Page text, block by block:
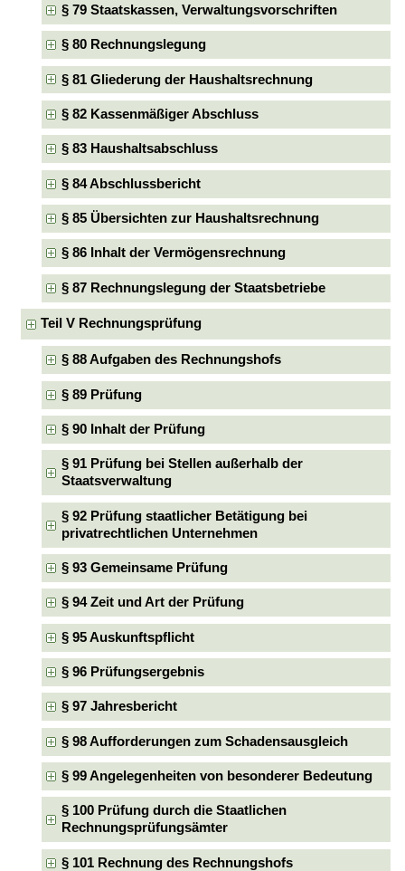
§ 79 Staatskassen, Verwaltungsvorschriften
§ 80 Rechnungslegung
§ 81 Gliederung der Haushaltsrechnung
§ 82 Kassenmäßiger Abschluss
§ 83 Haushaltsabschluss
§ 84 Abschlussbericht
§ 85 Übersichten zur Haushaltsrechnung
§ 86 Inhalt der Vermögensrechnung
§ 87 Rechnungslegung der Staatsbetriebe
Teil V Rechnungsprüfung
§ 88 Aufgaben des Rechnungshofs
§ 89 Prüfung
§ 90 Inhalt der Prüfung
§ 91 Prüfung bei Stellen außerhalb der
Staatsverwaltung
§ 92 Prüfung staatlicher Betätigung bei
privatrechtlichen Unternehmen
§ 93 Gemeinsame Prüfung
§ 94 Zeit und Art der Prüfung
§ 95 Auskunftspflicht
§ 96 Prüfungsergebnis
§ 97 Jahresbericht
§ 98 Aufforderungen zum Schadensausgleich
§ 99 Angelegenheiten von besonderer Bedeutung
§ 100 Prüfung durch die Staatlichen
Rechnungsprüfungsämter
§ 101 Rechnung des Rechnungshofs